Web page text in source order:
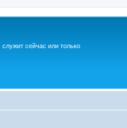
сейчас или только